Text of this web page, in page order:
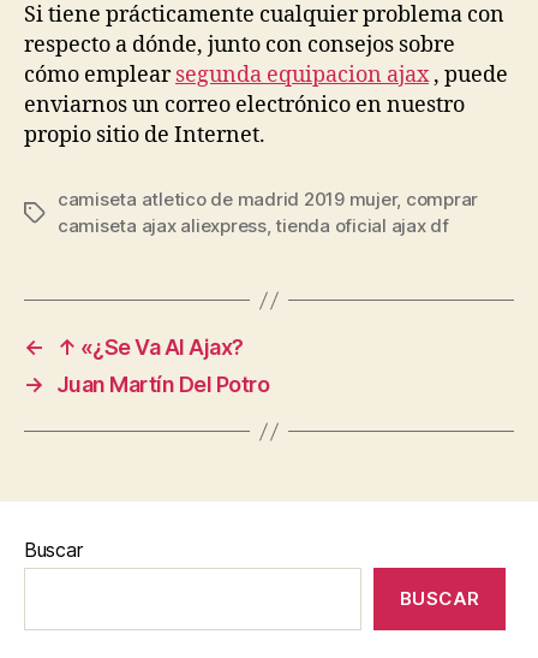
Si tiene prácticamente cualquier problema con
respecto a dónde, junto con consejos sobre
cómo emplearsegunda equipacion ajax, puede
enviarnos un correo electrónico en nuestro
propio sitio de Internet.
Etiquetas
camiseta atletico de madrid 2019 mujer, comprar
camiseta ajax aliexpress,tienda oficial ajax df
←
↑ «¿Se Va Al Ajax?
→
Juan Martín Del Potro
Buscar
BUSCAR